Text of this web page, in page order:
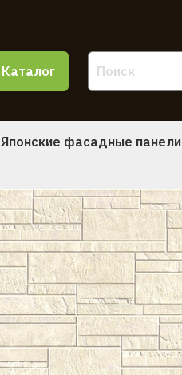
Каталог
Японские фасадные панели